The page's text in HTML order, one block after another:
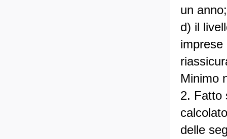
un anno;
d) il
imprese
Minimo
2. Fatto
delle